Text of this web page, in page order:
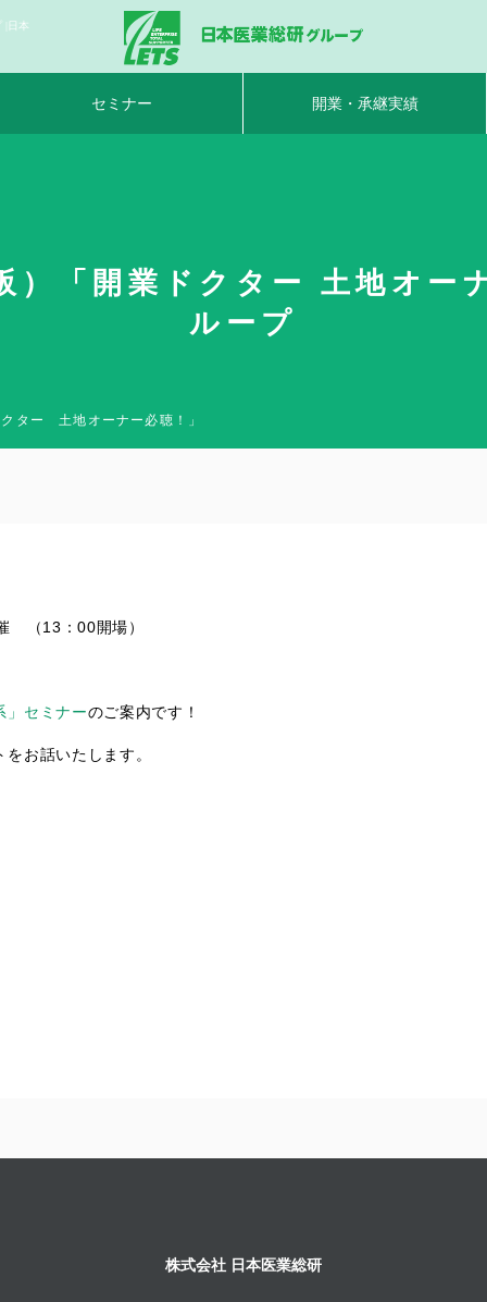
|日本
セミナー 開業・承継実績
）「開業ドクター 土地オー
ループ
ター 土地オーナー必聴！」
（13：00開場）
」セミナーのご案内です！
お話いたします。
株式会社 日本医業総研